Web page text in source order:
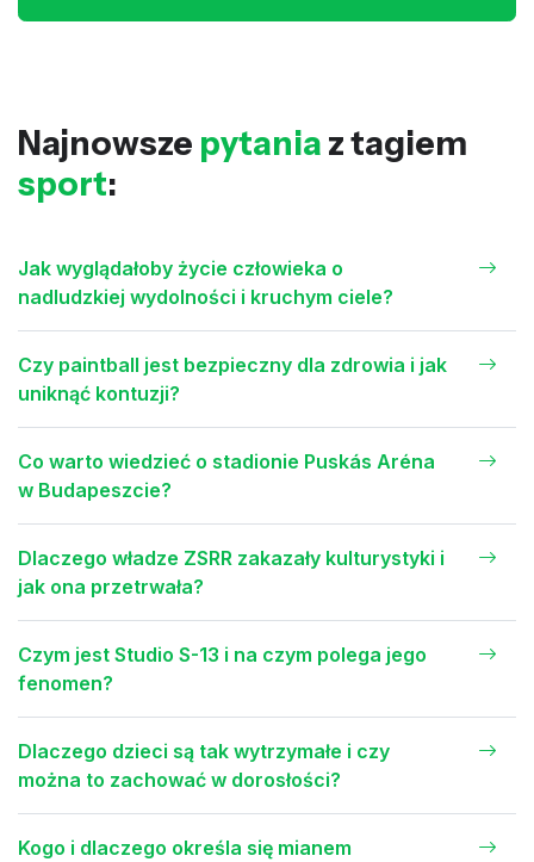
Najnowsze pytania z tagiem
sport:
Jak wyglądałoby życie człowieka o
nadludzkiej wydolności i kruchym ciele?
Czy paintball jest bezpieczny dla zdrowia i jak
uniknąć kontuzji?
Co warto wiedzieć o stadionie Puskás Aréna
w Budapeszcie?
Dlaczego władze ZSRR zakazały kulturystyki i
jak ona przetrwała?
Czym jest Studio S-13 i na czym polega jego
fenomen?
Dlaczego dzieci są tak wytrzymałe i czy
można to zachować w dorosłości?
Kogo i dlaczego określa się mianem